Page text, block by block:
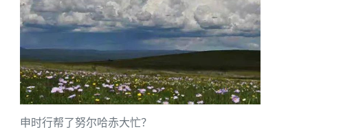
申时行帮了努尔哈赤大忙？